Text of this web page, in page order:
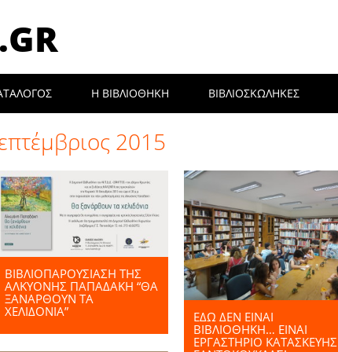
Η ΒΙΒΛΙΟΘΉΚΗ ΒΙΒΛΙΟΣΚΩΛΗΚΕΣ
2015
ΒΙΒΛΙΟΠΑΡΟΥΣΙΑΣΗ ΤΗΣ
ΑΛΚΥΟΝΗΣ ΠΑΠΑΔΑΚΗ “ΘΑ
ΞΑΝΆΡΘΟΥΝ ΤΑ
ΧΕΛΙΔΌΝΙΑ”
ΕΔΏ ΔΕΝ ΕΊΝΑΙ
ΒΙΒΛΙΟΘΉΚΗ… ΕΊΝΑΙ
ΕΡΓΑΣΤΉΡΙΟ ΚΑΤΑΣΚΕΥΉΣ